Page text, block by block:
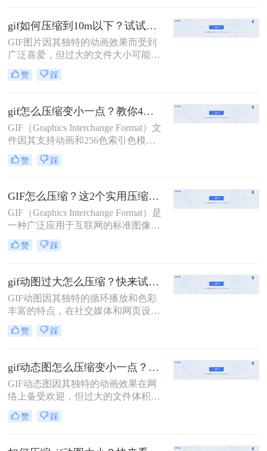
gif如何压缩到10m以下？试试这二种压缩方法！
GIF图片因其独特的动画效果而受到
广泛喜爱，但过大的文件大小可能会
给网页加载和分享带来不便。那么gif
如何压缩到10m以下呢？本文将介绍
帮助你轻松优化GIF图片。
赞 踩
gif怎么压缩变小一点？教你4招轻松压缩！
GIF（Graphics Interchange Format）文
件因其支持动画和256色索引色模
式，在网络传播中广受欢迎。然而，
GIF文件往往体积较大，影响加载速
一点呢？本文将介绍四种有效的GIF
压缩方法。
赞 踩
GIF怎么压缩？这2个实用压缩方法了解一下！
GIF（Graphics Interchange Format）是
一种广泛应用于互联网的标准图像格
式，因其支持动画和无损压缩而备受
青睐。然而，高质量的GIF动图往往
分享或上传时可能带来不便。因此，
了解GIF怎么压缩变得尤为重要。本
文将介绍两种GIF压缩方法。
赞 踩
gif动图过大怎么压缩？快来试试这3种压缩方法！
GIF动图因其独特的循环播放和色彩
丰富的特点，在社交媒体和网页设计
中广泛应用。然而，过大的GIF文件
不仅会增加加载时间，还可能影响用
成为一项必要的任务。那么gif动图过
大怎么压缩呢？本文将介绍三种压缩
GIF动图的方法。
赞 踩
gif动态图怎么压缩变小一点？分享二种实用压缩方法！
GIF动态图因其独特的动画效果在网
络上备受欢迎，但过大的文件体积往
往会影响加载速度和用户体验。因
此，将GIF动态图压缩变小成为了一
缩变小一点呢？本文将介绍两种压缩
赞 踩